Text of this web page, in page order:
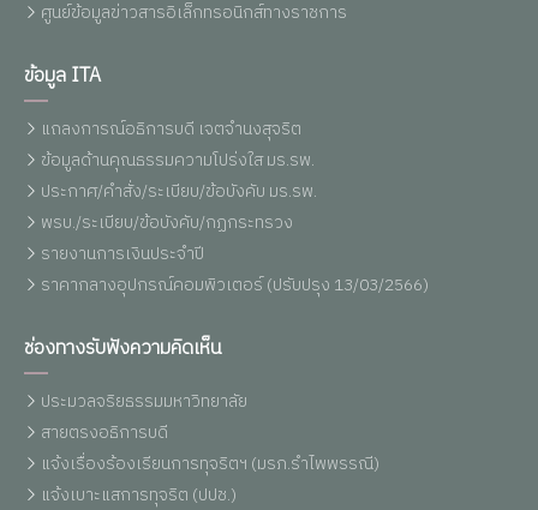
ศูนย์ข้อมูลข่าวสารอิเล็กทรอนิกส์ทางราชการ
ข้อมูล ITA
แถลงการณ์อธิการบดี เจตจำนงสุจริต
ข้อมูลด้านคุณธรรมความโปร่งใส มร.รพ.
ประกาศ/คำสั่ง/ระเบียบ/ข้อบังคับ มร.รพ.
พรบ./ระเบียบ/ข้อบังคับ/กฏกระทรวง
รายงานการเงินประจำปี
ราคากลางอุปกรณ์คอมพิวเตอร์ (ปรับปรุง 13/03/2566)
ช่องทางรับฟังความคิดเห็น
ประมวลจริยธรรมมหาวิทยาลัย
สายตรงอธิการบดี
แจ้งเรื่องร้องเรียนการทุจริตฯ (มรภ.รำไพพรรณี)
แจ้งเบาะแสการทุจริต (ปปช.)